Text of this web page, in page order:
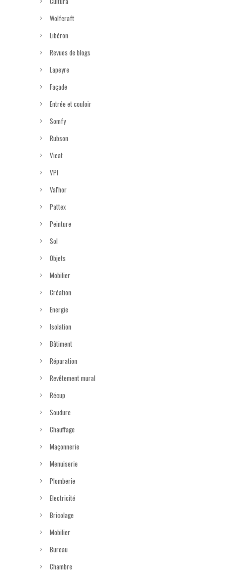
Wolfcraft
Libéron
Revues de blogs
Lapeyre
Façade
Entrée et couloir
Somfy
Rubson
Vicat
VPI
Val'hor
Pattex
Peinture
Sol
Objets
Mobilier
Création
Energie
Isolation
Bâtiment
Réparation
Revêtement mural
Récup
Soudure
Chauffage
Maçonnerie
Menuiserie
Plomberie
Electricité
Bricolage
Mobilier
Bureau
Chambre